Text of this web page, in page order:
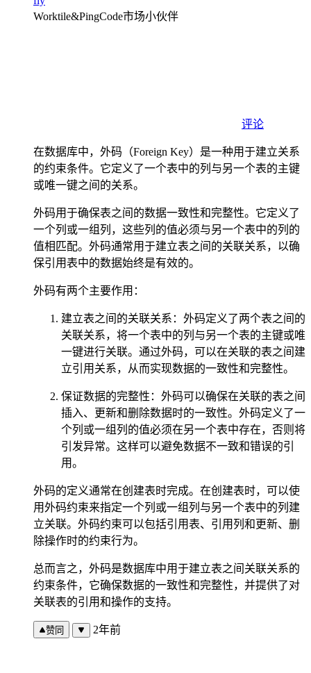
Worktile&PingCode市场小伙伴
评论
在数据库中，外码（Foreign Key）是一种用于建立关系
的约束条件。它定义了一个表中的列与另一个表的主键
或唯一键之间的关系。
外码用于确保表之间的数据一致性和完整性。它定义了
一个列或一组列，这些列的值必须与另一个表中的列的
值相匹配。外码通常用于建立表之间的关联关系，以确
保引用表中的数据始终是有效的。
外码有两个主要作用：
建立表之间的关联关系：外码定义了两个表之间的
关联关系，将一个表中的列与另一个表的主键或唯
一键进行关联。通过外码，可以在关联的表之间建
立引用关系，从而实现数据的一致性和完整性。
保证数据的完整性：外码可以确保在关联的表之间
插入、更新和删除数据时的一致性。外码定义了一
个列或一组列的值必须在另一个表中存在，否则将
引发异常。这样可以避免数据不一致和错误的引
用。
外码的定义通常在创建表时完成。在创建表时，可以使
用外码约束来指定一个列或一组列与另一个表中的列建
立关联。外码约束可以包括引用表、引用列和更新、删
除操作时的约束行为。
总而言之，外码是数据库中用于建立表之间关联关系的
约束条件，它确保数据的一致性和完整性，并提供了对
关联表的引用和操作的支持。
赞同 2年前